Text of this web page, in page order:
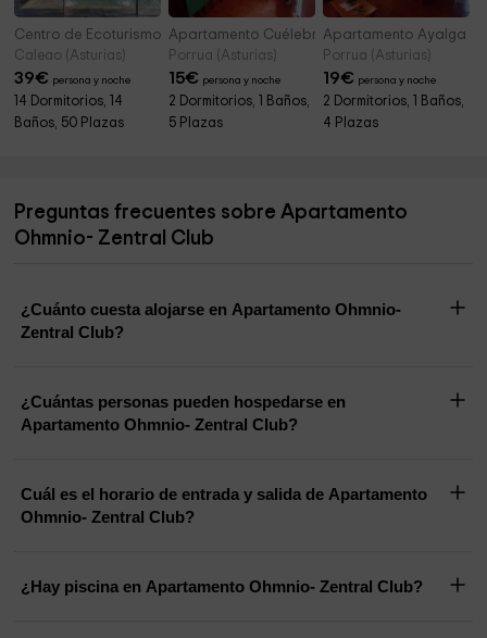
Centro de Ecoturismo Tierra del Agua
Caleao (Asturias)
39€ persona y noche
14 Dormitorios, 14
Baños, 50 Plazas
Apartamento Cuélebre
Porrua (Asturias)
15€ persona y noche
2 Dormitorios, 1 Baños,
5 Plazas
Apartamento Ayalga
Porrua (Asturias)
19€ persona y noche
2 Dormitorios, 1 Baños,
4 Plazas
Preguntas frecuentes sobre Apartamento
Ohmnio- Zentral Club
¿Cuánto cuesta alojarse en Apartamento Ohmnio-
Zentral Club?
¿Cuántas personas pueden hospedarse en
Apartamento Ohmnio- Zentral Club?
Cuál es el horario de entrada y salida de Apartamento
Ohmnio- Zentral Club?
¿Hay piscina en Apartamento Ohmnio- Zentral Club?